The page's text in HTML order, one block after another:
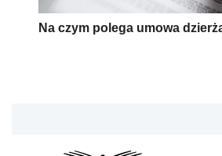
Na czym polega umowa